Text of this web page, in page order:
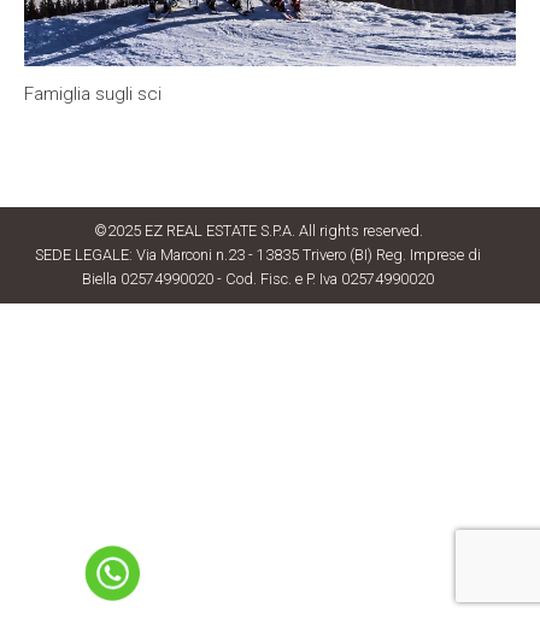
Famiglia sugli sci
©2025 EZ REAL ESTATE S.P.A. All rights reserved.
SEDE LEGALE: Via Marconi n.23 - 13835 Trivero (BI) Reg. Imprese di
Biella 02574990020 - Cod. Fisc. e P. Iva 02574990020